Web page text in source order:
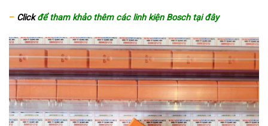
– Click để tham khảo thêm các linh kiện Bosch tại đây